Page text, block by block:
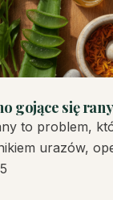
gojące się rany
to problem,
urazów,